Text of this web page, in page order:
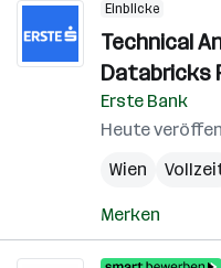
Einblicke
Technical
Databricks
Erste Bank
Heute
Wien
Merken